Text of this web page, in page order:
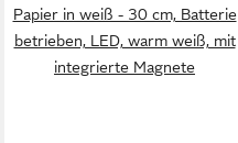
Papier in weiß - 30 cm, Batterie
betrieben, LED, warm weiß, mit
integrierte Magnete